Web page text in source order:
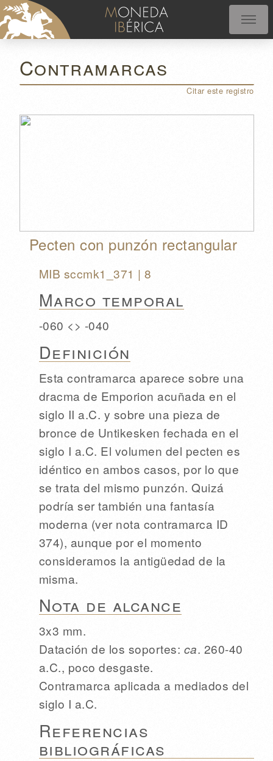
Contramarcas
Citar este registro
Pecten con punzón rectangular
MIB sccmk1_371 | 8
Marco temporal
-060 <> -040
Definición
Esta contramarca aparece sobre una
dracma de Emporion acuñada en el
siglo II a.C. y sobre una pieza de
bronce de Untikesken fechada en el
siglo I a.C. El volumen del pecten es
idéntico en ambos casos, por lo que
se trata del mismo punzón. Quizá
podría ser también una fantasía
moderna (ver nota contramarca ID
374), aunque por el momento
consideramos la antigüedad de la
misma.
Nota de alcance
3x3 mm.
Datación de los soportes: ca. 260-40
a.C., poco desgaste.
Contramarca aplicada a mediados del
siglo I a.C.
Referencias
bibliográficas